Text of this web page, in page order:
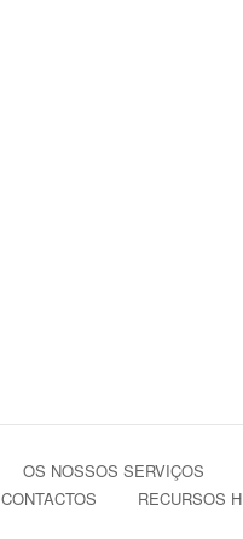
OS NOSSOS SERVIÇOS
CONTACTOS RECURSOS